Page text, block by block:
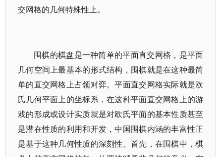
交网格的几何特殊性上。
围棋的棋盘是一种简单的平面直交网格，是平面
几何空间上最基本的形式结构，围棋就是在这种最简
单的直交网格上占领对弈。平面直交网格实际就是欧
氏几何平面上的坐标系，在这种平面直交网格上的游
戏的形成或设计实质就是对欧氏平面的基本性质甚至
是潜在性质的利用和开发，中国围棋内涵的丰富性正
是基于这种几何性质的深刻性。首先，在围棋中，棋